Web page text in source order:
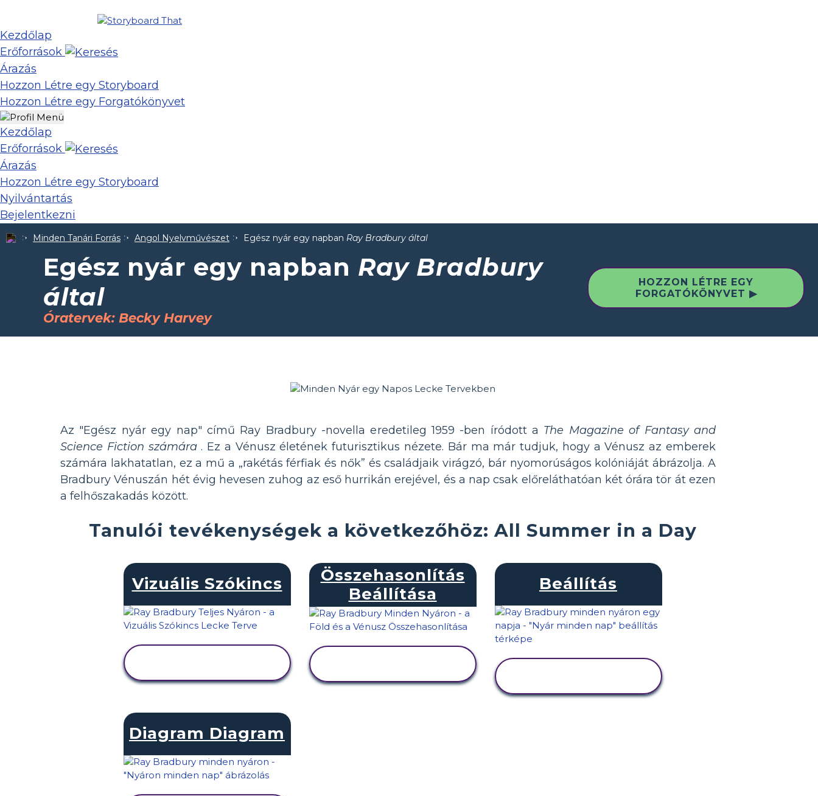
Kezdőlap
Erőforrások
Árazás
Hozzon Létre egy Storyboard
Hozzon Létre egy Forgatókönyvet
Kezdőlap
Erőforrások
Árazás
Hozzon Létre egy Storyboard
Nyilvántartás
Bejelentkezni
Minden Tanári Forrás Angol Nyelvművészet Egész nyár egy napban Ray Bradbury által
Egész nyár egy napban Ray Bradbury
által
Óratervek: Becky Harvey
HOZZON LÉTRE EGY
FORGATÓKÖNYVET ▶
Az "Egész nyár egy nap" című Ray Bradbury -novella eredetileg 1959 -ben íródott a The Magazine of Fantasy and
Science Fiction számára. Ez a Vénusz életének futurisztikus nézete. Bár ma már tudjuk, hogy a Vénusz az emberek
számára lakhatatlan, ez a mű a „rakétás férfiak és nők” és családjaik virágzó, bár nyomorúságos kolóniáját ábrázolja. A
Bradbury Vénuszán hét évig hevesen zuhog az eső hurrikán erejével, és a nap csak előreláthatóan két órára tör át ezen
a felhőszakadás között.
Tanulói tevékenységek a következőhöz: All Summer in a Day
Vizuális Szókincs
Összehasonlítás
Beállítása
Beállítás
Diagram Diagram